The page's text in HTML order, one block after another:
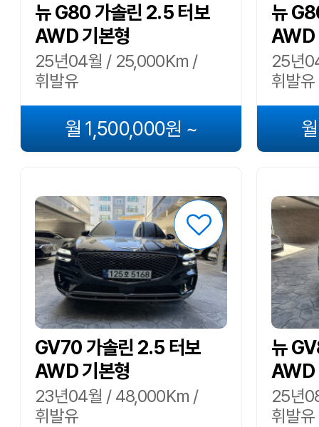
뉴 G80 가솔린 2.5 터보
AWD 기본형
25년04월 / 25,000Km /
휘발유
월 1,500,000원 ~
뉴
AWD
25년
휘발유
GV70 가솔린 2.5 터보
AWD 기본형
23년04월 / 48,000Km /
휘발유
뉴
AWD
25년
휘발유